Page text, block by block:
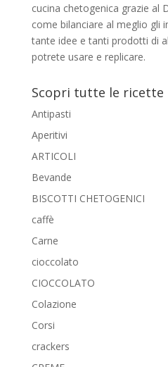
cucina chetogenica grazie al
come bilanciare al meglio gli
tante idee e tanti prodotti di
potrete usare e replicare.
Scopri tutte le ricette
Antipasti
Aperitivi
ARTICOLI
Bevande
BISCOTTI CHETOGENICI
caffè
Carne
cioccolato
CIOCCOLATO
Colazione
Corsi
crackers